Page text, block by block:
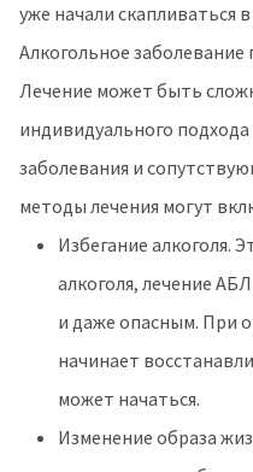
уже начали скапливаться в
Алкогольное заболевание
Лечение может быть
индивидуального
заболевания и
методы лечения могут
Избегание алкоголя.
алкоголя, лечение
и даже опасным. При
начинает
может начаться.
Изменение образа